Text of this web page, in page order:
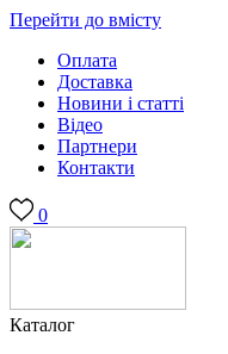
Перейти до вмісту
Оплата
Доставка
Новини і статті
Відео
Партнери
Контакти
0
Каталог